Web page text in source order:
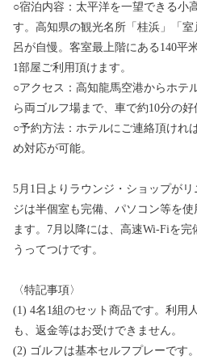
○宿泊内容：太平洋を一望できる小
す。高知県の観光名所「桂浜」「
呂が自慢。客室最上階にある140平
1部屋ご利用頂けます。
○アクセス：高知龍馬空港からホテ
ら両ゴルフ場まで、車で約10分の好
○予約方法：ホテルにご連絡頂けれ
め対応が可能。
5月1日よりラウンジ・ショップが
ジは半個室も完備、パソコン等を
ます。7月以降には、高速Wi-Fiを
うってつけです。
〈特記事項〉
(1) 4名1組のセット商品です。利用
も、返金等はお受けできません。
(2) ゴルフは基本セルフプレーです